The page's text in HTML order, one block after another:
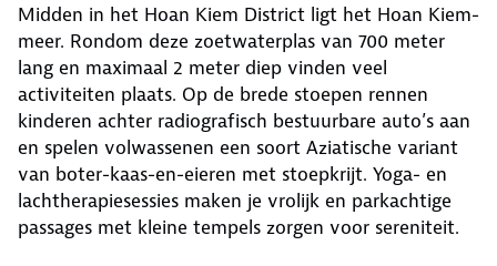
Midden in het Hoan Kiem District ligt het Hoan Kiem-
meer. Rondom deze zoetwaterplas van 700 meter
lang en maximaal 2 meter diep vinden veel
activiteiten plaats. Op de brede stoepen rennen
kinderen achter radiografisch bestuurbare auto’s aan
en spelen volwassenen een soort Aziatische variant
van boter-kaas-en-eieren met stoepkrijt. Yoga- en
lachtherapiesessies maken je vrolijk en parkachtige
passages met kleine tempels zorgen voor sereniteit.